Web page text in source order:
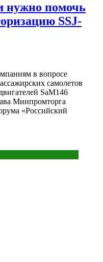
нужно помочь
SSJ-
в вопросе
самолетов
SaM146
Минпромторга
«Российский